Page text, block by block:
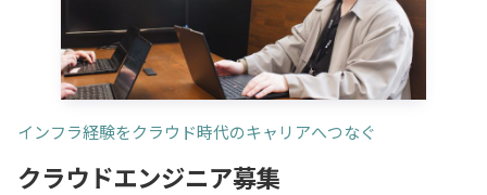
インフラ経験をクラウド時代のキャリアへつなぐ
クラウドエンジニア募集